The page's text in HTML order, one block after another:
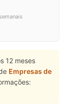
12 meses
Empresas de